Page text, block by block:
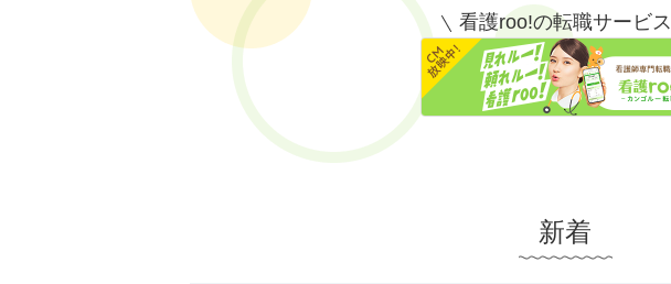
看護roo!の転職サービス
新着